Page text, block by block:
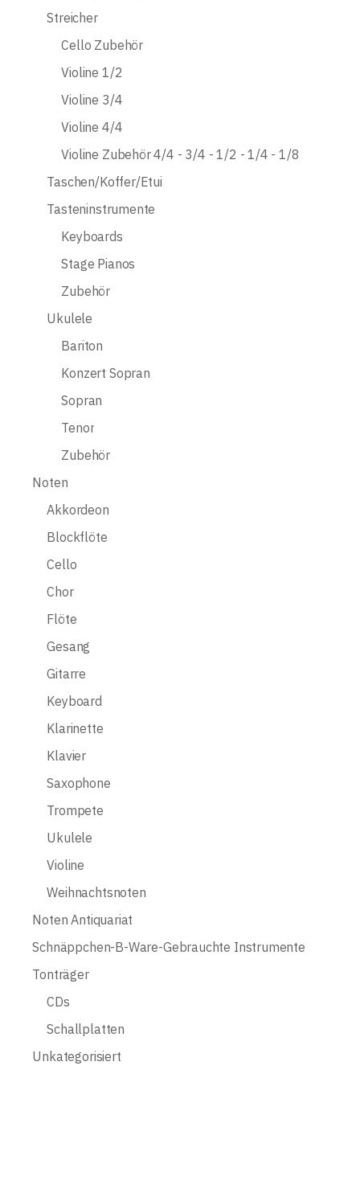
Streicher
Cello Zubehör
Violine 1/2
Violine 3/4
Violine 4/4
Violine Zubehör 4/4 - 3/4 - 1/2 - 1/4 - 1/8
Taschen/Koffer/Etui
Tasteninstrumente
Keyboards
Stage Pianos
Zubehör
Ukulele
Bariton
Konzert Sopran
Sopran
Tenor
Zubehör
Noten
Akkordeon
Blockflöte
Cello
Chor
Flöte
Gesang
Gitarre
Keyboard
Klarinette
Klavier
Saxophone
Trompete
Ukulele
Violine
Weihnachtsnoten
Noten Antiquariat
Schnäppchen-B-Ware-Gebrauchte Instrumente
Tonträger
CDs
Schallplatten
Unkategorisiert